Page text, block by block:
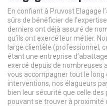
En confiant à Pruvost Elagage
sûrs de bénéficier de
derniers ont déjà assuré de
qu’ils ont exercé leur métier.
large clientèle (professionnel,
étant une entreprise
exercé depuis de nombreuses
vous accompagner tout le long
interventions, nos élagueurs
bien leur sécurité que celle
pouvant se trouver à proximité